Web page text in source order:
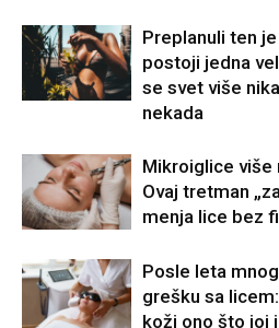
Preplanuli ten
postoji jedna
se svet više
nekada
Mikroiglice više
Ovaj tretman
menja lice bez
Posle leta
grešku sa
koži ono što joj